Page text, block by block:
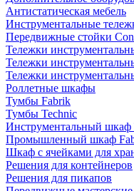
Антистатическая мебель
Инструментальные
Передвижные стойки
Тележки
Тележки
Тележки
Роллетные шкафы
Тумбы Fabrik
Тумбы Technic
Инструментальный шкаф
Промышленный шкаф
Шкаф с ячейками для
Решения для контейнеров
Решения для пикапов